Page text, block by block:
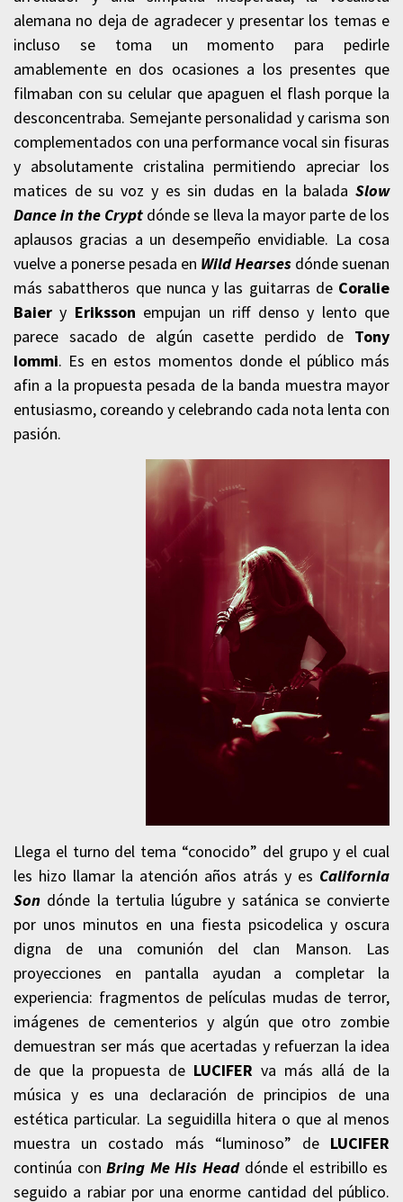
alemana no deja de agradecer y presentar los temas e
incluso se toma un momento para pedirle
amablemente en dos ocasiones a los presentes que
filmaban con su celular que apaguen el flash porque la
desconcentraba. Semejante personalidad y carisma son
complementados con una performance vocal sin fisuras
y absolutamente cristalina permitiendo apreciar los
matices de su voz y es sin dudas en la balada Slow
Dance in the Crypt dónde se lleva la mayor parte de los
aplausos gracias a un desempeño envidiable. La cosa
vuelve a ponerse pesada en Wild Hearses dónde suenan
más sabattheros que nunca y las guitarras de Coralie
Baier y Eriksson empujan un riff denso y lento que
parece sacado de algún casette perdido de Tony
Iommi. Es en estos momentos donde el público más
afin a la propuesta pesada de la banda muestra mayor
entusiasmo, coreando y celebrando cada nota lenta con
pasión.
Llega el turno del tema “conocido” del grupo y el cual
les hizo llamar la atención años atrás y es California
Son dónde la tertulia lúgubre y satánica se convierte
por unos minutos en una fiesta psicodelica y oscura
digna de una comunión del clan Manson. Las
proyecciones en pantalla ayudan a completar la
experiencia: fragmentos de películas mudas de terror,
imágenes de cementerios y algún que otro zombie
demuestran ser más que acertadas y refuerzan la idea
de que la propuesta de LUCIFER va más allá de la
música y es una declaración de principios de una
estética particular. La seguidilla hitera o que al menos
muestra un costado más “luminoso” de LUCIFER
continúa conBring Me His Headdónde el estribillo es
seguido a rabiar por una enorme cantidad del público.